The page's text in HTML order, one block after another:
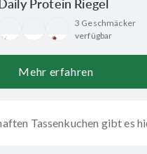
Daily Protein Riegel
3 Geschmäcker
verfügbar
Mehr erfahren
Tassenkuchen gibt es